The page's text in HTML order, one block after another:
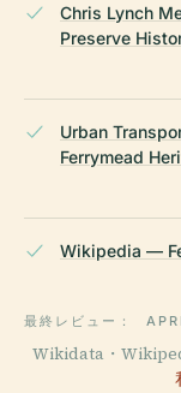
Chris Lynch
Preserve
Urban
Ferrymead
Wikipedia —
最終レビュー：
Wikidata・